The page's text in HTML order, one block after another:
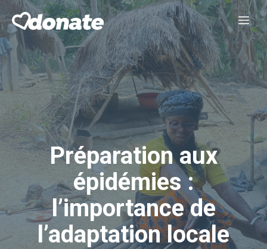
Aller
au
contenu
Préparation aux
épidémies :
l’importance de
l’adaptation locale